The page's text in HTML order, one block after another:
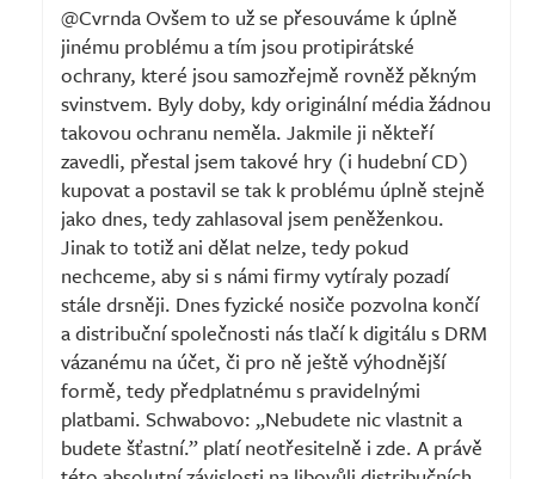
@Cvrnda Ovšem to už se přesouváme k úplně
jinému problému a tím jsou protipirátské
ochrany, které jsou samozřejmě rovněž pěkným
svinstvem. Byly doby, kdy originální média žádnou
takovou ochranu neměla. Jakmile ji někteří
zavedli, přestal jsem takové hry (i hudební CD)
kupovat a postavil se tak k problému úplně stejně
jako dnes, tedy zahlasoval jsem peněženkou.
Jinak to totiž ani dělat nelze, tedy pokud
nechceme, aby si s námi firmy vytíraly pozadí
stále drsněji. Dnes fyzické nosiče pozvolna končí
a distribuční společnosti nás tlačí k digitálu s DRM
vázanému na účet, či pro ně ještě výhodnější
formě, tedy předplatnému s pravidelnými
platbami. Schwabovo: „Nebudete nic vlastnit a
budete šťastní.” platí neotřesitelně i zde. A právě